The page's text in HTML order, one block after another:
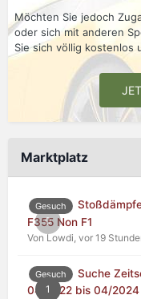
Möchten Sie jedoch
oder sich mit anderen
Sie sich völlig kostenlos
Marktplatz
0
Gesuch
F355 Non F1
Von Lowdi, vor 19
1
Gesuch
Suche
04/2022 bis 04/2024